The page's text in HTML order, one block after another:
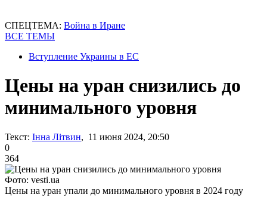
СПЕЦТЕМА: Война в Иране
ВСЕ ТЕМЫ
Вступление Украины в ЕС
Цены на уран снизились до
минимального уровня
Текст: Інна Літвин, 11 июня 2024, 20:50
0
364
Фото: vesti.ua
Цены на уран упали до минимального уровня в 2024 году